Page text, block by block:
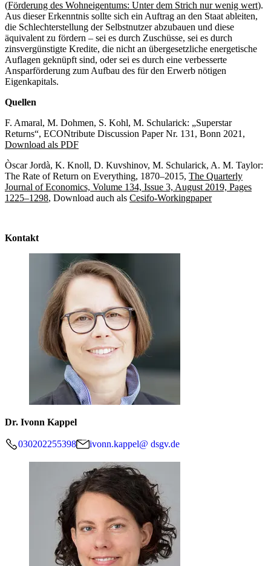
(Förderung des Wohneigentums: Unter dem Strich nur wenig wert).
Aus dieser Erkenntnis sollte sich ein Auftrag an den Staat ableiten,
die Schlechterstellung der Selbstnutzer abzubauen und diese
äquivalent zu fördern – sei es durch Zuschüsse, sei es durch
zinsvergünstigte Kredite, die nicht an übergesetzliche energetische
Auflagen geknüpft sind, oder sei es durch eine verbesserte
Ansparförderung zum Aufbau des für den Erwerb nötigen
Eigenkapitals.
Quellen
F. Amaral, M. Dohmen, S. Kohl, M. Schularick: „Superstar
Returns“, ECONtribute Discussion Paper Nr. 131, Bonn 2021,
Download als PDF
Òscar Jordà, K. Knoll, D. Kuvshinov, M. Schularick, A. M. Taylor:
The Rate of Return on Everything, 1870–2015, The Quarterly
Journal of Economics, Volume 134, Issue 3, August 2019, Pages
1225–1298, Download auch als Cesifo-Workingpaper
Kontakt
Dr. Ivonn Kappel
030202255398 ivonn.kappel@ dsgv.de